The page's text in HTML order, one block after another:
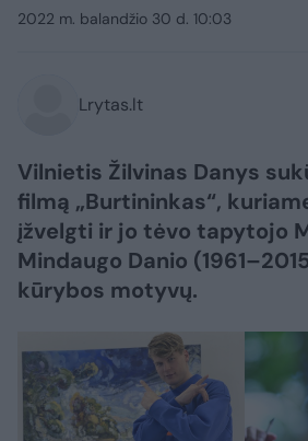
2022 m. balandžio 30 d. 10:03
Lrytas.lt
Vilnietis Žilvinas Danys
filmą „Burtininkas“,
įžvelgti ir jo tėvo tapytojo
Mindaugo Danio
kūrybos motyvų.